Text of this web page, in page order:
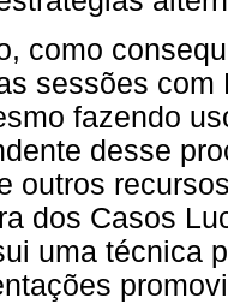
como
sessões com
fazendo
desse
outros
dos Casos
uma técnica